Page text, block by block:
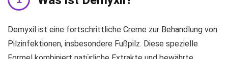
Demyxil ist eine fortschrittliche Creme zur Behandlung von
Pilzinfektionen, insbesondere Fußpilz. Diese spezielle